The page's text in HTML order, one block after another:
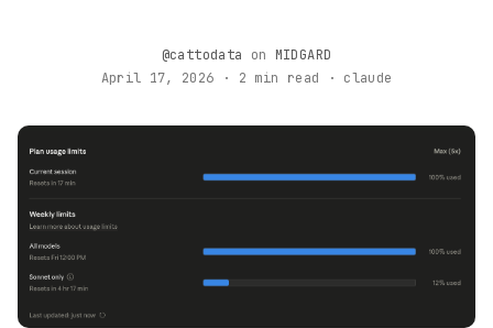
@cattodata on MIDGARD
April 17, 2026 · 2 min read · claude